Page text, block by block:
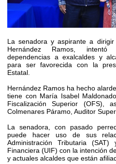
La senadora y aspirante a
Hernández Ramos,
dependencias a exalcaldes y
para ser favorecida con la
Estatal.
Hernández Ramos ha hecho
tiene con María Isabel
Fiscalización Superior (OFS),
Colmenares Páramo, Auditor
La senadora, con pasado
puede hacer uso de sus
Administración Tributaria
Financiera (UIF) con la intención
y actuales alcaldes que están